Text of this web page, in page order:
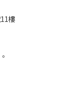
樓